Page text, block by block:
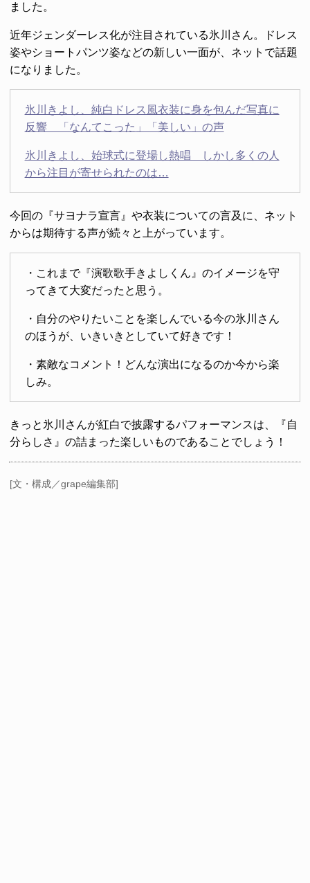
ました。
近年ジェンダーレス化が注目されている氷川さん。ドレス
姿やショートパンツ姿などの新しい一面が、ネットで話題
になりました。
氷川きよし、純白ドレス風衣装に身を包んだ写真に
反響 「なんてこった」「美しい」の声
氷川きよし、始球式に登場し熱唱 しかし多くの人
から注目が寄せられたのは…
今回の『サヨナラ宣言』や衣装についての言及に、ネット
からは期待する声が続々と上がっています。
・これまで『演歌歌手きよしくん』のイメージを守
ってきて大変だったと思う。
・自分のやりたいことを楽しんでいる今の氷川さん
のほうが、いきいきとしていて好きです！
・素敵なコメント！どんな演出になるのか今から楽
しみ。
きっと氷川さんが紅白で披露するパフォーマンスは、『自
分らしさ』の詰まった楽しいものであることでしょう！
[文・構成／grape編集部]